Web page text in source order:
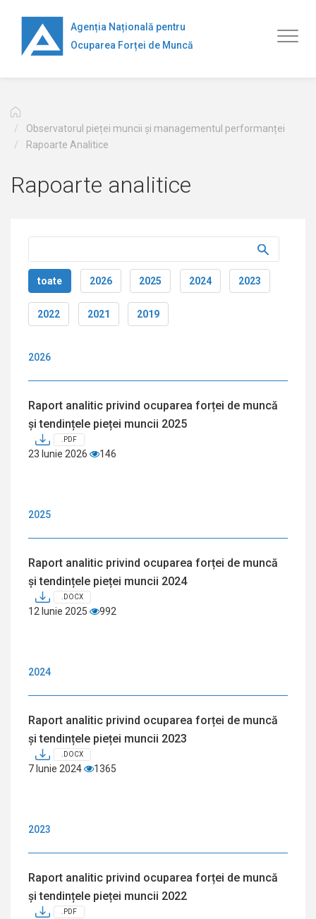
conţinutul
principal
Agenția Națională pentru
Ocuparea Forței de Muncă
Observatorul pieței muncii și managementul performanței
Rapoarte Analitice
Rapoarte analitice
toate 2026 2025 2024 2023
2022 2021 2019
2026
Raport analitic privind ocuparea forței de muncă
și tendințele pieței muncii 2025
.PDF
23 Iunie 2026 146
2025
Raport analitic privind ocuparea forței de muncă
și tendințele pieței muncii 2024
.DOCX
12 Iunie 2025 992
2024
Raport analitic privind ocuparea forței de muncă
și tendințele pieței muncii 2023
.DOCX
7 Iunie 2024 1365
2023
Raport analitic privind ocuparea forței de muncă
și tendințele pieței muncii 2022
.PDF